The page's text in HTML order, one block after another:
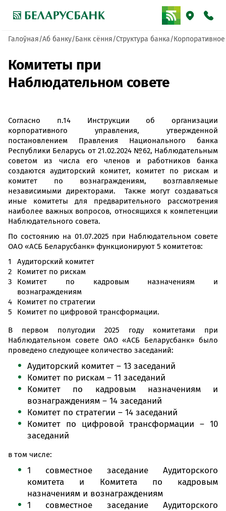
Галоўная Аб банку Банк сёння Структура банка
Комитеты при
Наблюдательном совете
Согласно п.14 Инструкции об организации
корпоративного управления, утвержденной
постановлением Правления Национального банка
Республики Беларусь от 21.02.2024 №62, Наблюдательным
советом из числа его членов и работников банка
создаются аудиторский комитет, комитет по рискам и
комитет по вознаграждениям, возглавляемые
независимыми директорами. Также могут создаваться
иные комитеты для предварительного рассмотрения
наиболее важных вопросов, относящихся к компетенции
Наблюдательного совета.
По состоянию на 01.07.2025 при Наблюдательном совете
ОАО «АСБ Беларусбанк» функционируют 5 комитетов:
Аудиторский комитет
Комитет по рискам
Комитет по кадровым назначениям и
вознаграждениям
Комитет по стратегии
Комитет по цифровой трансформации.
В первом полугодии 2025 году комитетами при
Наблюдательном совете ОАО «АСБ Беларусбанк» было
проведено следующее количество заседаний:
Аудиторский комитет – 13 заседаний
Комитет по рискам – 11 заседаний
Комитет по кадровым назначениям и
вознаграждениям – 14 заседаний
Комитет по стратегии – 14 заседаний
Комитет по цифровой трансформации – 10
заседаний
в том числе:
1 совместное заседание Аудиторского
комитета и Комитета по кадровым
назначениям и вознаграждениям
1 совместное заседание Аудиторского